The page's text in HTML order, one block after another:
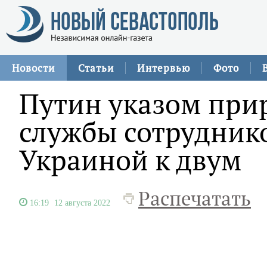
Новости Статьи Интервью Фото
Путин указом
службы
Украиной к двум
16:19 12 августа 2022 Распечатать